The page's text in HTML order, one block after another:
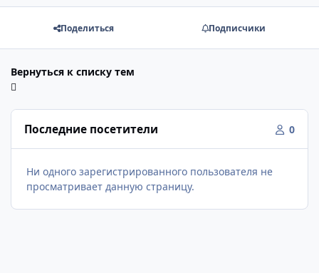
Поделиться Подписчики
Вернуться к списку тем
Последние посетители 0
Ни одного зарегистрированного пользователя не
просматривает данную страницу.